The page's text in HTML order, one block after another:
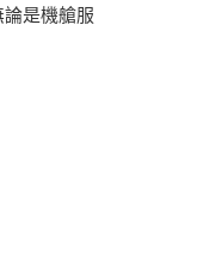
是機艙服